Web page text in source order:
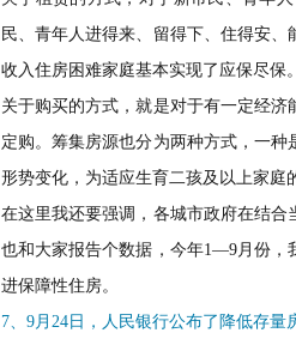
民、青年人进得来、留得下、住得安
收入住房困难家庭基本实现了应保尽保
关于购买的方式，就是对于有一定经
定购。筹集房源也分为两种方式，一
形势变化，为适应生育二孩及以上家庭
在这里我还要强调，各城市政府在结合
也和大家报告个数据，今年1—9月份，
进保障性住房。
7、9月24日，人民银行公布了降低存